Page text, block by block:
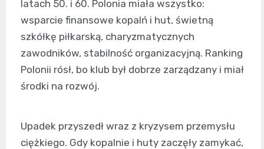
latach 50. i 60. Polonia miała wszystko:
wsparcie finansowe kopalń i hut, świetną
szkółkę piłkarską, charyzmatycznych
zawodników, stabilność organizacyjną. Ranking
Polonii rósł, bo klub był dobrze zarządzany i miał
środki na rozwój.
Upadek przyszedł wraz z kryzysem przemysłu
ciężkiego. Gdy kopalnie i huty zaczęły zamykać,